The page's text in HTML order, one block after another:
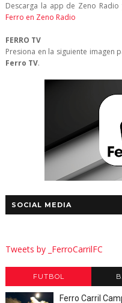
Descarga la app de Zeno
Ferro en Zeno Radio
FERRO TV
Presiona en la siguiente imagen
Ferro TV.
SOCIAL MEDIA
Tweets by _FerroCarrilFC
FUTBOL
Ferro Carril